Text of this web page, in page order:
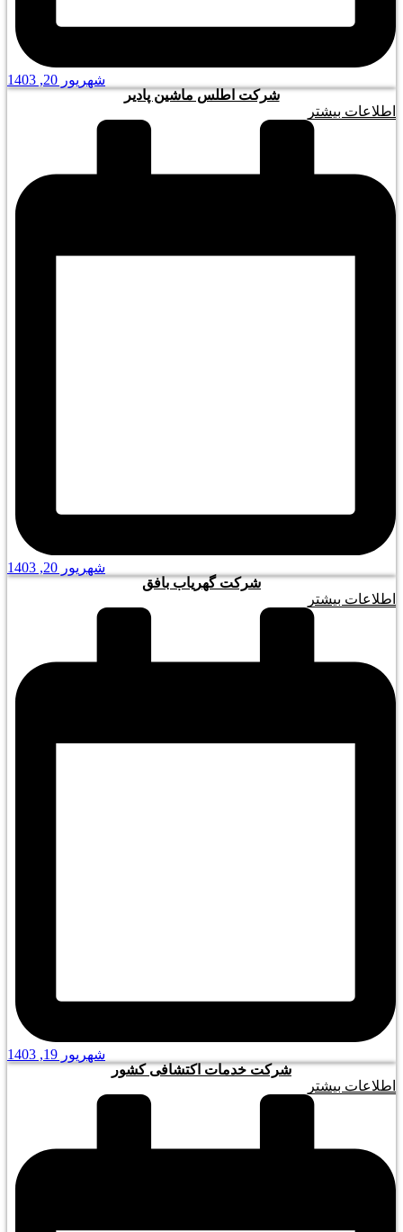
شهریور 20, 1403
شرکت اطلس ماشین پادیر
اطلاعات بیشتر
شهریور 20, 1403
شرکت گهریاب بافق
اطلاعات بیشتر
شهریور 19, 1403
شرکت خدمات اکتشافی کشور
اطلاعات بیشتر